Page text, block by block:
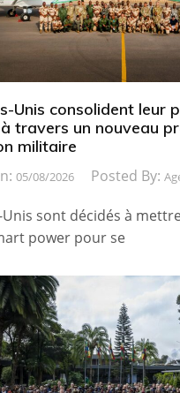
Unis consolident leur
travers un nouveau
militaire
05/08/2026 Posted By:
Unis sont décidés à
power pour se